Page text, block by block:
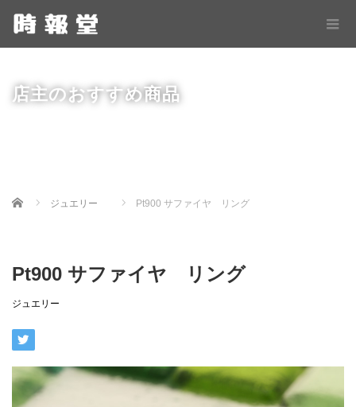
店主のおすすめ商品
Home ジュエリー Pt900 サファイヤ リング
Pt900 サファイヤ リング
ジュエリー